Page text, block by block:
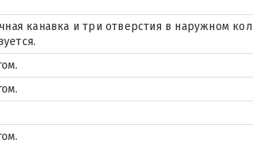
канавка и три отверстия в наружном